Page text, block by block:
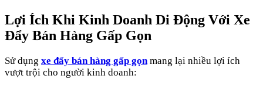
Lợi Ích Khi Kinh Doanh Di Động Với Xe
Đẩy Bán Hàng Gấp Gọn
Sử dụng xe đẩy bán hàng gấp gọnmang lại nhiều lợi ích
vượt trội cho người kinh doanh: